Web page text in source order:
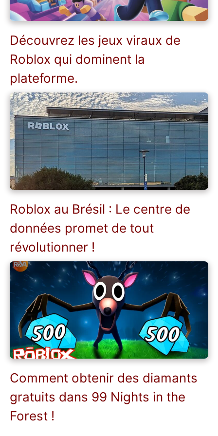
Découvrez les jeux viraux de
Roblox qui dominent la
plateforme.
Roblox au Brésil : Le centre de
données promet de tout
révolutionner !
Comment obtenir des diamants
gratuits dans 99 Nights in the
Forest !